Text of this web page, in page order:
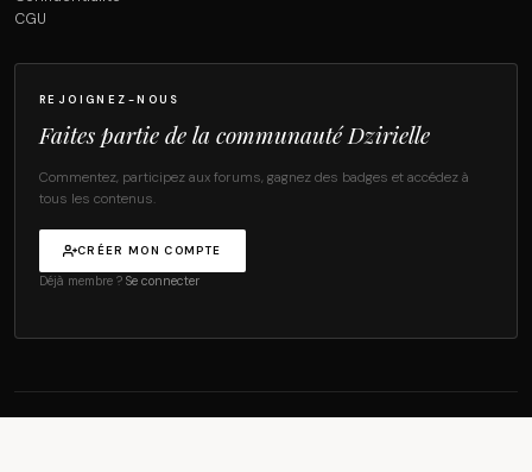
CGU
REJOIGNEZ-NOUS
Faites partie de la communauté Dzirielle
Commentez, participez aux forums, gagnez des badges et accédez à
tous les contenus.
CRÉER MON COMPTE
Déjà membre ? Se connecter